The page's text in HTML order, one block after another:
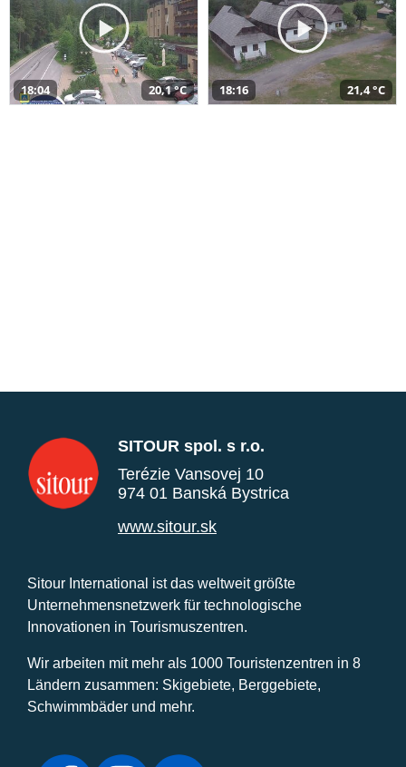
18:04 20,1 °C 18:16 21,4 °C
SITOUR spol. s r.o.
Terézie Vansovej 10
974 01 Banská Bystrica
www.sitour.sk
Sitour International ist das weltweit größte
Unternehmensnetzwerk für technologische
Innovationen in Tourismuszentren.
Wir arbeiten mit mehr als 1000 Touristenzentren in 8
Ländern zusammen: Skigebiete, Berggebiete,
Schwimmbäder und mehr.